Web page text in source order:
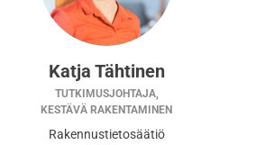
Katja Tähtinen
TUTKIMUSJOHTAJA,
KESTÄVÄ RAKENTAMINEN
Rakennustietosäätiö